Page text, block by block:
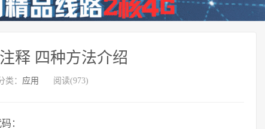
释 四种方法介绍
类： 应用 阅读(973)
：